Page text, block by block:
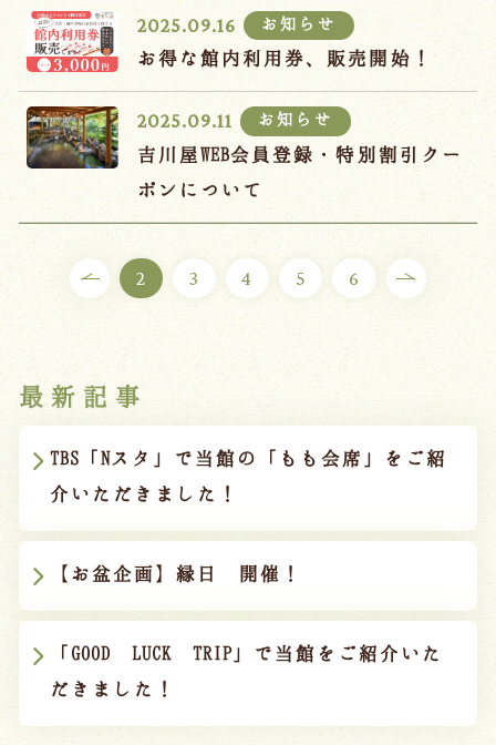
2025.09.16 お知らせ
お得な館内利用券、販売開始！
2025.09.11 お知らせ
吉川屋WEB会員登録・特別割引クー
ポンについて
2 3 4 5 6
最新記事
TBS「Nスタ」で当館の「もも会席」をご紹
介いただきました！
【お盆企画】縁日 開催！
「GOOD LUCK TRIP」で当館をご紹介いた
だきました！